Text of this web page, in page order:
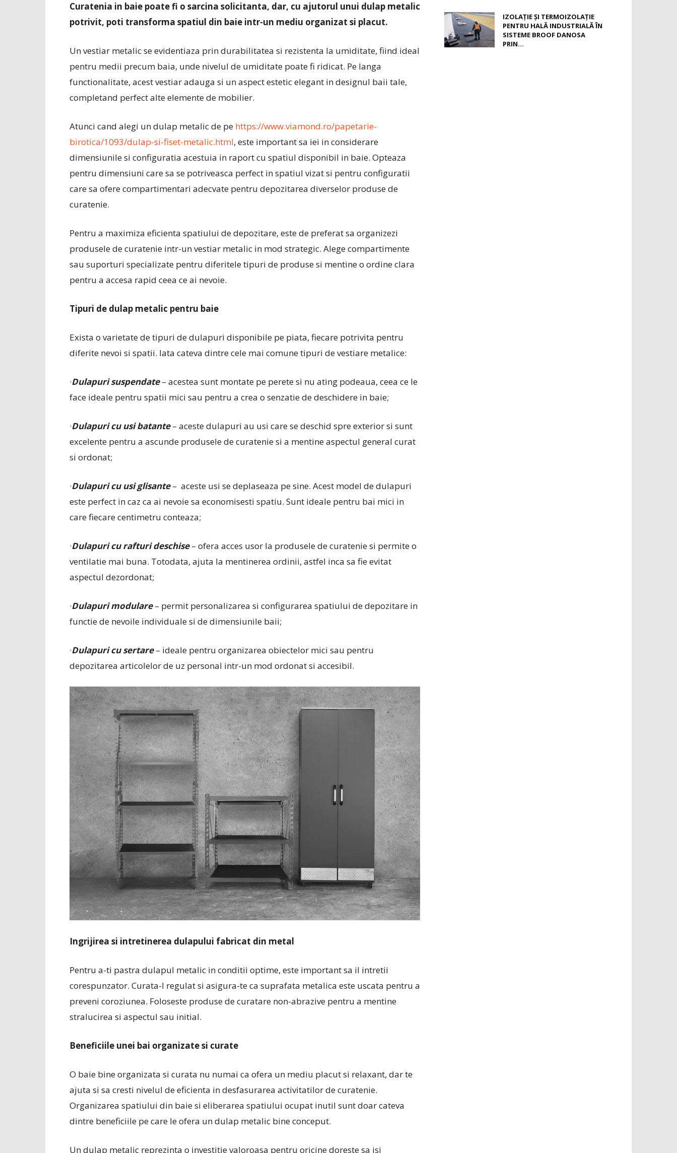
Curatenia in baie poate fi o sarcina solicitanta, dar, cu ajutorul unui dulap metalic
potrivit, poti transforma spatiul din baie intr-un mediu organizat si placut.
Un vestiar metalic se evidentiaza prin durabilitatea si rezistenta la umiditate, fiind ideal
pentru medii precum baia, unde nivelul de umiditate poate fi ridicat. Pe langa
functionalitate, acest vestiar adauga si un aspect estetic elegant in designul baii tale,
completand perfect alte elemente de mobilier.
Atunci cand alegi un dulap metalic de pe https://www.viamond.ro/papetarie-
birotica/1093/dulap-si-fiset-metalic.html, este important sa iei in considerare
dimensiunile si configuratia acestuia in raport cu spatiul disponibil in baie. Opteaza
pentru dimensiuni care sa se potriveasca perfect in spatiul vizat si pentru configuratii
care sa ofere compartimentari adecvate pentru depozitarea diverselor produse de
curatenie.
Pentru a maximiza eficienta spatiului de depozitare, este de preferat sa organizezi
produsele de curatenie intr-un vestiar metalic in mod strategic. Alege compartimente
sau suporturi specializate pentru diferitele tipuri de produse si mentine o ordine clara
pentru a accesa rapid ceea ce ai nevoie.
Tipuri de dulap metalic pentru baie
Exista o varietate de tipuri de dulapuri disponibile pe piata, fiecare potrivita pentru
diferite nevoi si spatii. Iata cateva dintre cele mai comune tipuri de vestiare metalice:
·Dulapuri suspendate– acestea sunt montate pe perete si nu ating podeaua, ceea ce le
face ideale pentru spatii mici sau pentru a crea o senzatie de deschidere in baie;
·Dulapuri cu usi batante– aceste dulapuri au usi care se deschid spre exterior si sunt
excelente pentru a ascunde produsele de curatenie si a mentine aspectul general curat
si ordonat;
·Dulapuri cu usi glisante– aceste usi se deplaseaza pe sine. Acest model de dulapuri
este perfect in caz ca ai nevoie sa economisesti spatiu. Sunt ideale pentru bai mici in
care fiecare centimetru conteaza;
·Dulapuri cu rafturi deschise– ofera acces usor la produsele de curatenie si permite o
ventilatie mai buna. Totodata, ajuta la mentinerea ordinii, astfel inca sa fie evitat
aspectul dezordonat;
·Dulapuri modulare– permit personalizarea si configurarea spatiului de depozitare in
functie de nevoile individuale si de dimensiunile baii;
·Dulapuri cu sertare– ideale pentru organizarea obiectelor mici sau pentru
depozitarea articolelor de uz personal intr-un mod ordonat si accesibil.
Ingrijirea si intretinerea dulapului fabricat din metal
Pentru a-ti pastra dulapul metalic in conditii optime, este important sa il intretii
corespunzator. Curata-l regulat si asigura-te ca suprafata metalica este uscata pentru a
preveni coroziunea. Foloseste produse de curatare non-abrazive pentru a mentine
stralucirea si aspectul sau initial.
Beneficiile unei bai organizate si curate
O baie bine organizata si curata nu numai ca ofera un mediu placut si relaxant, dar te
ajuta si sa cresti nivelul de eficienta in desfasurarea activitatilor de curatenie.
Organizarea spatiului din baie si eliberarea spatiului ocupat inutil sunt doar cateva
dintre beneficiile pe care le ofera un dulap metalic bine conceput.
Un dulap metalic reprezinta o investitie valoroasa pentru oricine doreste sa isi
IZOLAȚIE ȘI TERMOIZOLAȚIE
PENTRU HALĂ INDUSTRIALĂ ÎN
SISTEME BROOF DANOSA
PRIN...